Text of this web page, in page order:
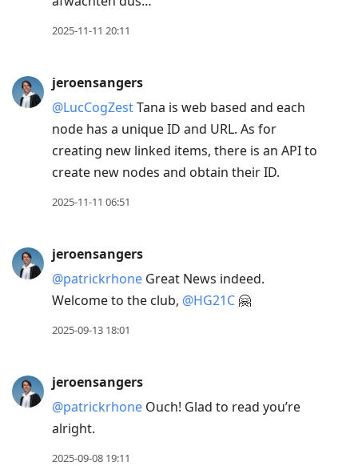
2025-11-11 20:11
jeroensangers
@LucCogZestTana is web based and each
node has a unique ID and URL. As for
creating new linked items, there is an API to
create new nodes and obtain their ID.
2025-11-11 06:51
jeroensangers
@patrickrhone Great News indeed.
Welcome to the club, @HG21C 🤗
2025-09-13 18:01
jeroensangers
@patrickrhone Ouch! Glad to read you’re
alright.
2025-09-08 19:11